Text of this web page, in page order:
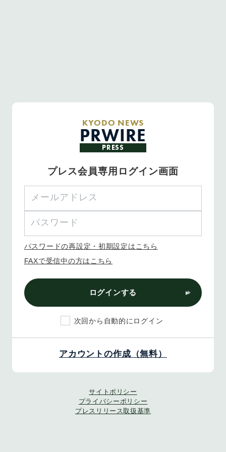
KYODO NEWS
PRWIRE
PRESS
プレス会員専用ログイン画面
パスワードの再設定・初期設定はこちら
FAXで受信中の方はこちら
ログインする
次回から自動的にログイン
アカウントの作成（無料）
サイトポリシー
プライバシーポリシー
プレスリリース取扱基準